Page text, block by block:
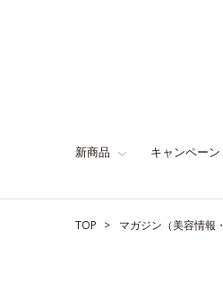
新商品 キャンペーン
TOP マガジン（美容情報